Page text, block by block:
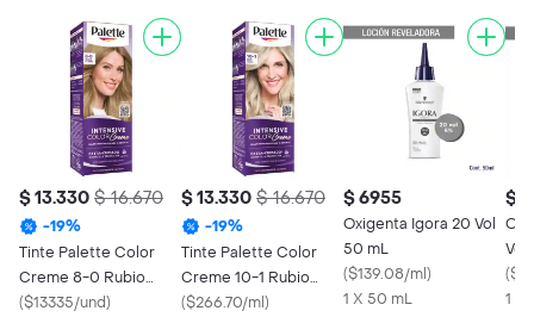
$ 13.330 $ 16.670
-19%
Tinte Palette Color
Creme 8-0 Rubio
Claro
($13335/und)
$ 13.330 $ 16.670
-19%
Tinte Palette Color
Creme 10-1 Rubio
Plata Cenizo
($266.70/ml)
$ 6955
Oxigenta Igora 20 Vol
50 mL
($139.08/ml)
1 X 50 mL
$
Vol
(
1 X